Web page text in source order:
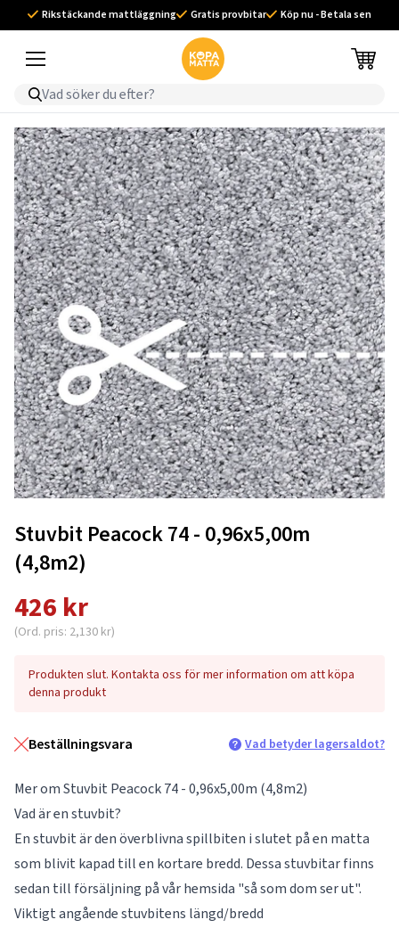
Rikstäckande mattläggning Gratis provbitar Köp nu - Betala sen
Stuvbit Peacock 74 - 0,96x5,00m
(4,8m2)
426 kr
(Ord. pris: 2,130 kr)
Produkten slut. Kontakta oss för mer information om att köpa
denna produkt
Beställningsvara Vad betyder lagersaldot?
Mer om Stuvbit Peacock 74 - 0,96x5,00m (4,8m2)
Vad är en stuvbit?
En stuvbit är den överblivna spillbiten i slutet på en matta
som blivit kapad till en kortare bredd. Dessa stuvbitar finns
sedan till försäljning på vår hemsida "så som dom ser ut".
Viktigt angående stuvbitens längd/bredd